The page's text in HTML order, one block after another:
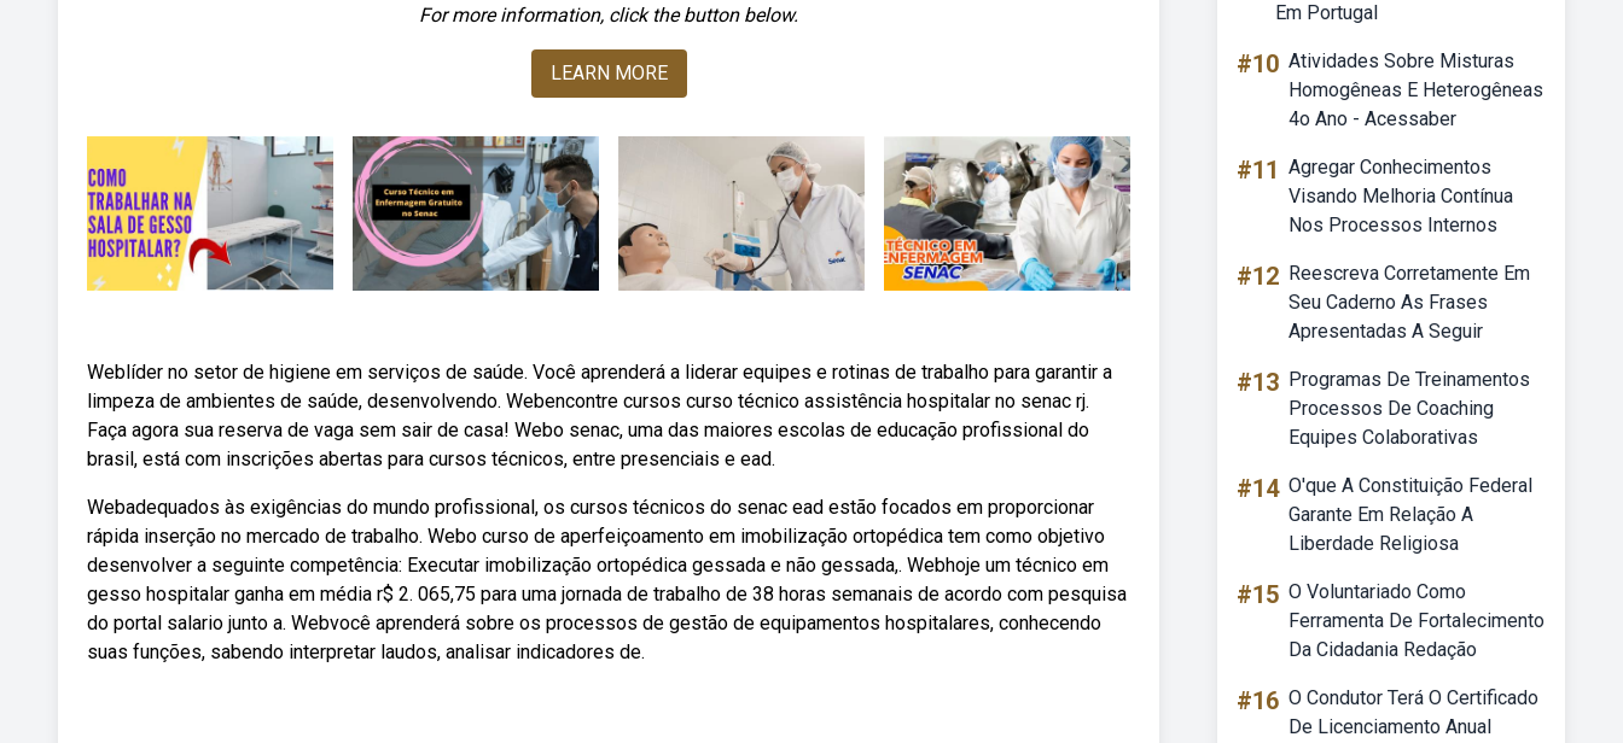
For more information, click the button below.
LEARN MORE
Weblíder no setor de higiene em serviços de saúde. Você aprenderá a liderar equipes e rotinas de trabalho para garantir a
limpeza de ambientes de saúde, desenvolvendo. Webencontre cursos curso técnico assistência hospitalar no senac rj.
Faça agora sua reserva de vaga sem sair de casa! Webo senac, uma das maiores escolas de educação profissional do
brasil, está com inscrições abertas para cursos técnicos, entre presenciais e ead.
Webadequados às exigências do mundo profissional, os cursos técnicos do senac ead estão focados em proporcionar
rápida inserção no mercado de trabalho. Webo curso de aperfeiçoamento em imobilização ortopédica tem como objetivo
desenvolver a seguinte competência: Executar imobilização ortopédica gessada e não gessada,. Webhoje um técnico em
gesso hospitalar ganha em média r$ 2. 065,75 para uma jornada de trabalho de 38 horas semanais de acordo com pesquisa
do portal salario junto a. Webvocê aprenderá sobre os processos de gestão de equipamentos hospitalares, conhecendo
suas funções, sabendo interpretar laudos, analisar indicadores de.
Em Portugal
#10 Atividades Sobre Misturas
Homogêneas E Heterogêneas
4o Ano - Acessaber
#11 Agregar Conhecimentos
Visando Melhoria Contínua
Nos Processos Internos
#12 Reescreva Corretamente Em
Seu Caderno As Frases
Apresentadas A Seguir
#13 Programas De Treinamentos
Processos De Coaching
Equipes Colaborativas
#14 O'que A Constituição Federal
Garante Em Relação A
Liberdade Religiosa
#15 O Voluntariado Como
Ferramenta De Fortalecimento
Da Cidadania Redação
#16 O Condutor Terá O Certificado
De Licenciamento Anual